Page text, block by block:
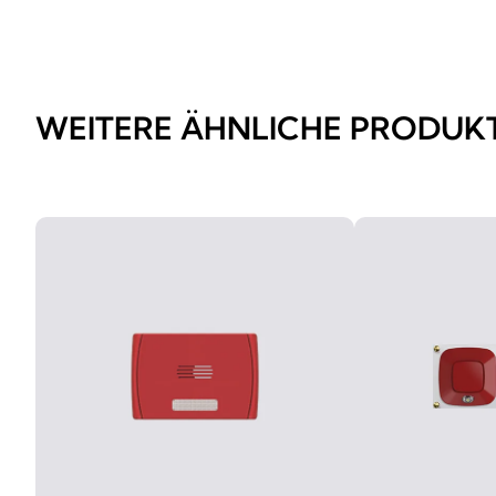
WEITERE ÄHNLICHE